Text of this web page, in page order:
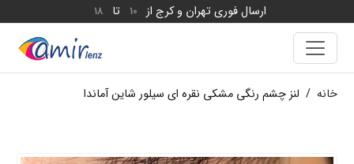
ارسال فوری تهران و کرج از 10 تا 18
خانه / لنز چشم رنگی مشکی نقره ای سیلور شاین آماندا